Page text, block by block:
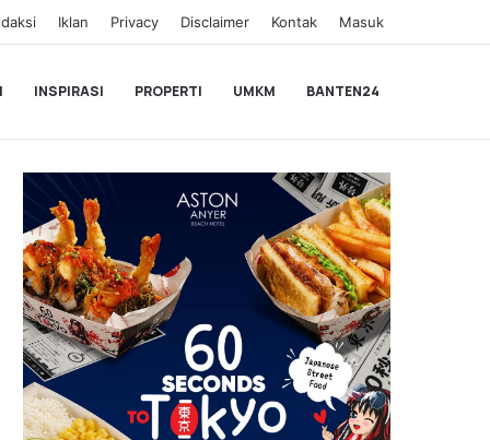
Iklan Privacy Disclaimer Kontak Masuk
INSPIRASI PROPERTI UMKM BANTEN24